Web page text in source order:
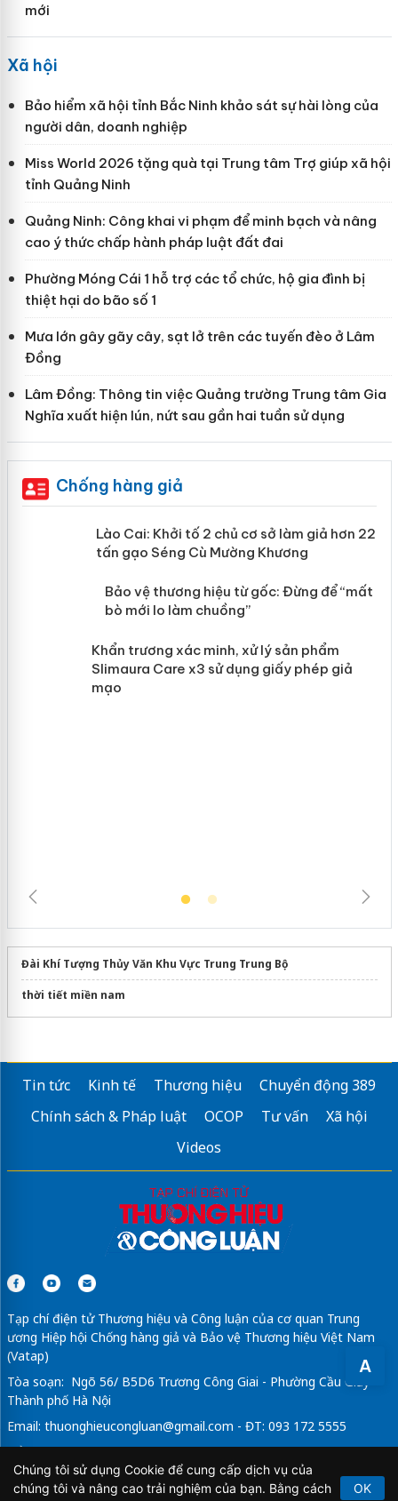
A
mới
Xã hội
Bảo hiểm xã hội tỉnh Bắc Ninh khảo sát sự hài lòng của
người dân, doanh nghiệp
Miss World 2026 tặng quà tại Trung tâm Trợ giúp xã hội
tỉnh Quảng Ninh
Quảng Ninh: Công khai vi phạm để minh bạch và nâng
cao ý thức chấp hành pháp luật đất đai
Phường Móng Cái 1 hỗ trợ các tổ chức, hộ gia đình bị
thiệt hại do bão số 1
Mưa lớn gây gãy cây, sạt lở trên các tuyến đèo ở Lâm
Đồng
Lâm Đồng: Thông tin việc Quảng trường Trung tâm Gia
Nghĩa xuất hiện lún, nứt sau gần hai tuần sử dụng
Chống hàng giả
Lào Cai: Khởi tố 2 chủ cơ sở làm giả
hơn 22 tấn gạo Séng Cù Mường
Bảo vệ thương hiệu từ gốc: Đừng để “mất
bò mới lo làm chuồng”
Đài Khí Tượng Thủy Văn Khu Vực Trung Trung Bộ
thời tiết miền nam
Tin tức Kinh tế Thương hiệu
Chuyển động 389
Chính sách & Pháp luật
OCOP Tư vấn
Xã hội
Videos
Tạp chí điện tử Thương hiệu và Công luận của cơ quan Trung
ương Hiệp hội Chống hàng giả và Bảo vệ Thương hiệu Việt Nam
(Vatap)
Tòa soạn: Ngõ 56/ B5D6 Trương Công Giai - Phường Cầu Giấy -
Thành phố Hà Nội
Email: thuonghieucongluan@gmail.com - ĐT: 093 172 5555
Tổng Biên Tập: Vũ Đức Thuận
Giấy phép hoạt động báo chí điện tử số 64/GP-BTTTT do Bộ
Thông tin và Truyền thông cấp ngày 21/2/2020.
Chúng tôi sử dụng Cookie để cung cấp dịch vụ của
chúng tôi và nâng cao trải nghiệm của bạn. Bằng cách
OK